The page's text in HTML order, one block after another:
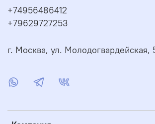
+74956486412
+79629727253
г. Москва, ул. Молодогвардейская,